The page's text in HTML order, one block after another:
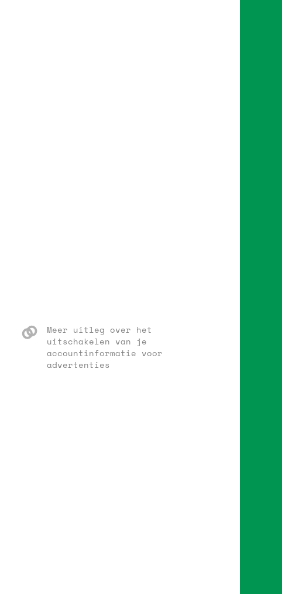
Meer uitleg over het
uitschakelen van je
accountinformatie voor
advertenties